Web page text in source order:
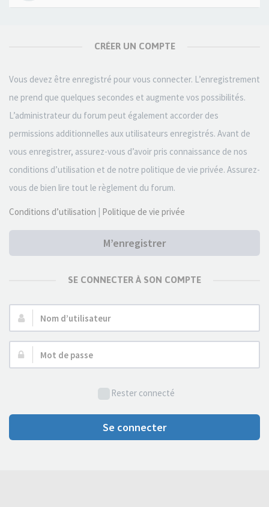
CRÉER UN COMPTE
Vous devez être enregistré pour vous connecter. L’enregistrement
ne prend que quelques secondes et augmente vos possibilités.
L’administrateur du forum peut également accorder des
permissions additionnelles aux utilisateurs enregistrés. Avant de
vous enregistrer, assurez-vous d’avoir pris connaissance de nos
conditions d’utilisation et de notre politique de vie privée. Assurez-
vous de bien lire tout le règlement du forum.
Conditions d’utilisation | Politique de vie privée
M’enregistrer
SE CONNECTER À SON COMPTE
Nom
Mot
Rester connecté
Se connecter